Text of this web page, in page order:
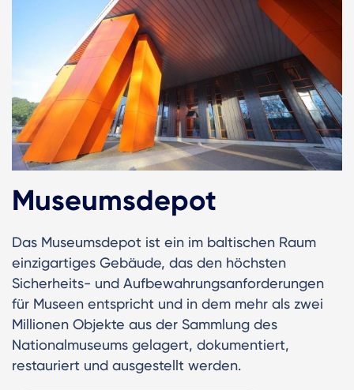
Museumsdepot
Das Museumsdepot ist ein im baltischen Raum
einzigartiges Gebäude, das den höchsten
Sicherheits- und Aufbewahrungsanforderungen
für Museen entspricht und in dem mehr als zwei
Millionen Objekte aus der Sammlung des
Nationalmuseums gelagert, dokumentiert,
restauriert und ausgestellt werden.